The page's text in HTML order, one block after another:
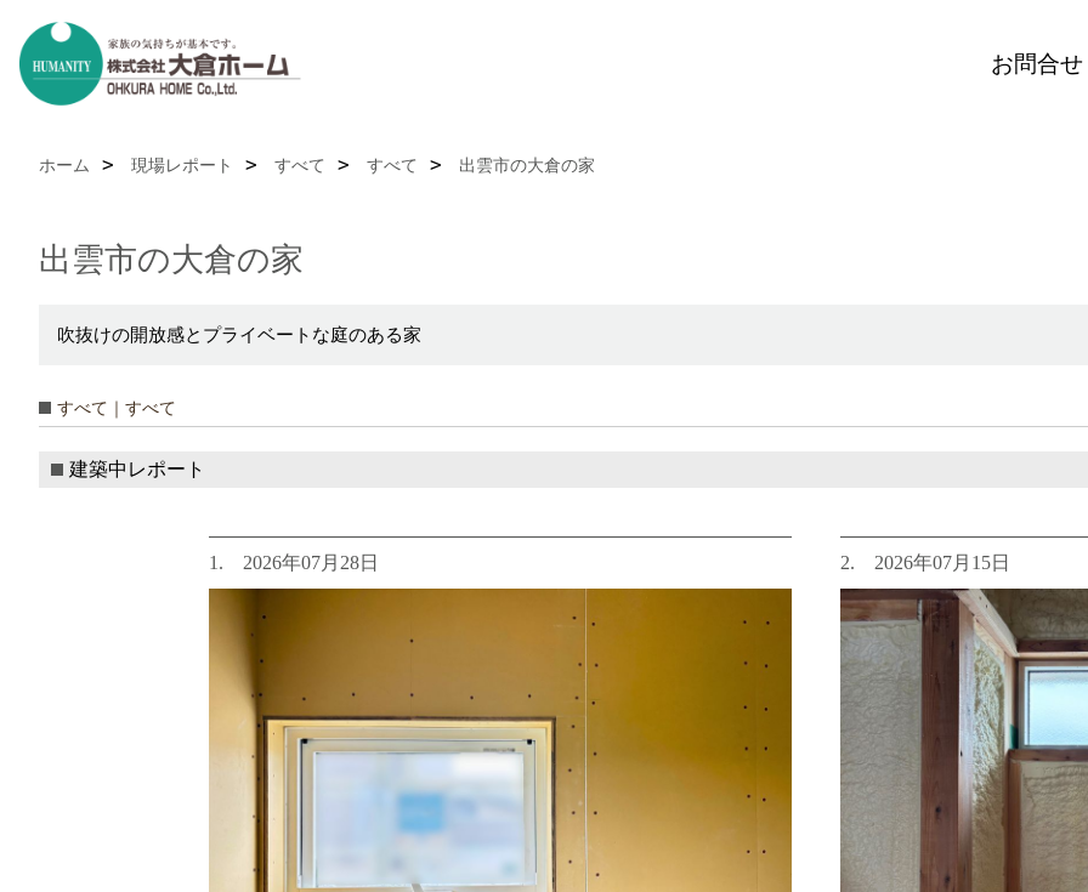
お問合せ
ホーム 現場レポート すべて すべて 出雲市の大倉の家
出雲市の大倉の家
吹抜けの開放感とプライベートな庭のある家
すべて｜すべて
建築中レポート
1. 2026年07月28日 2. 2026年07月15日